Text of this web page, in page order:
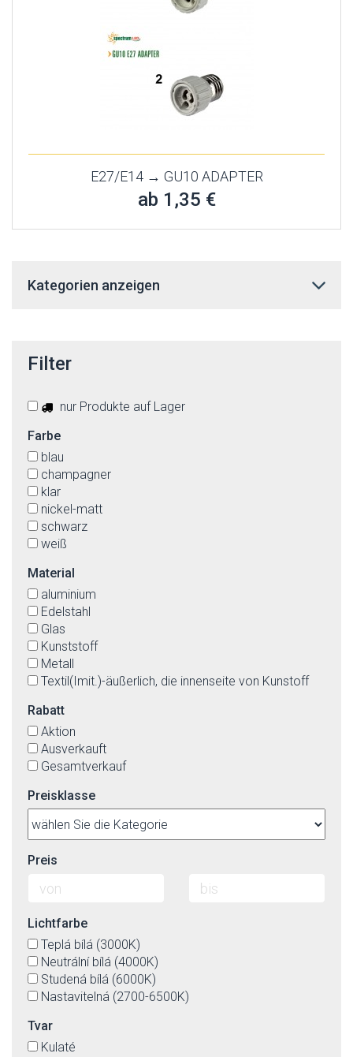
E27/E14 → GU10 ADAPTER
ab 1,35 €
Kategorien anzeigen
Filter
nur Produkte auf Lager
Farbe
blau
champagner
klar
nickel-matt
schwarz
weiß
Material
aluminium
Edelstahl
Glas
Kunststoff
Metall
Textil(Imit.)-äußerlich, die innenseite von Kunstoff
Rabatt
Aktion
Ausverkauft
Gesamtverkauf
Preisklasse
Preis
Lichtfarbe
Teplá bílá (3000K)
Neutrální bílá (4000K)
Studená bílá (6000K)
Nastavitelná (2700-6500K)
Tvar
Kulaté